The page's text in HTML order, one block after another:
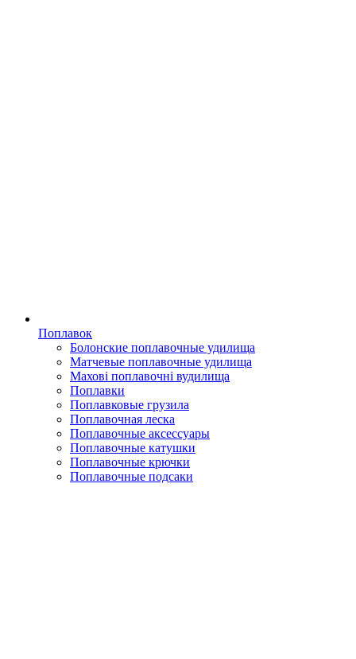
Поплавок
Болонские поплавочные удилища
Матчевые поплавочные удилища
Махові поплавочні вудилища
Поплавки
Поплавковые грузила
Поплавочная леска
Поплавочные аксессуары
Поплавочные катушки
Поплавочные крючки
Поплавочные подсаки